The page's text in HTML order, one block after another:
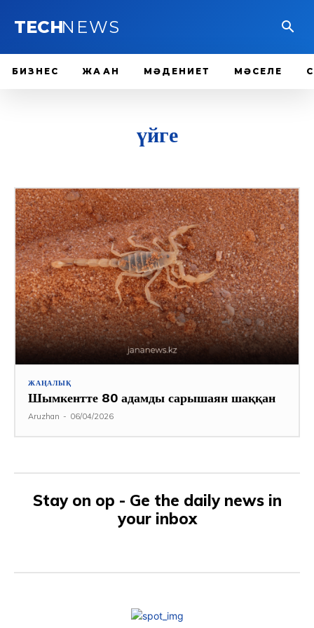
TECHNEWS
БИЗНЕС ЖАҺАН МӘДЕНИЕТ МӘСЕЛЕ
үйге
ЖАҢАЛЫҚ
Шымкентте 80 адамды сарышаян шаққан
Aruzhan - 06/04/2026
Stay on op - Ge the daily news in
your inbox